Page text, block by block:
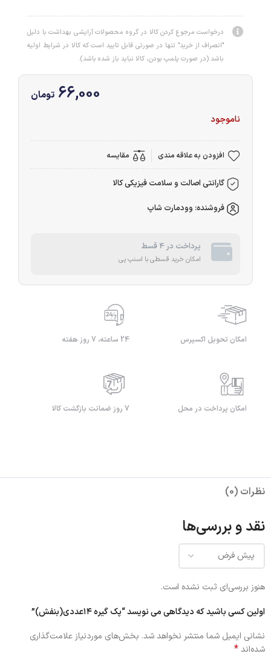
درخواست مرجوع کردن کالا در گروه محصولات آرایشی بهداشت با دلیل
"انصراف از خرید" تنها در صورتی قابل تایید است که کالا در شرایط اولیه
باشد (در صورت پلمپ بودن، کالا نباید باز شده باشد).
66,000 تومان
ناموجود
افزودن به علاقه مندی مقایسه
گارانتی اصالت و سلامت فیزیکی کالا
فروشنده: وودمارت شاپ
پرداخت در 4 قسط
امکان خرید قسطی با اسنپ پی
امکان تحویل اکسپرس 24 ساعته، 7 روز هفته
امکان پرداخت در محل 7 روز ضمانت بازگشت کالا
نظرات (0)
نقد و بررسی‌ها
هنوز بررسی‌ای ثبت نشده است.
اولین کسی باشید که دیدگاهی می نویسد “پک گیره ۱۴عددی(بنفش)”
نشانی ایمیل شما منتشر نخواهد شد. بخش‌های موردنیاز علامت‌گذاری
شده‌اند*